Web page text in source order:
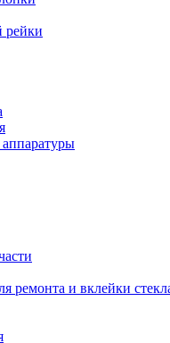
рейки
ремонта и вклейки